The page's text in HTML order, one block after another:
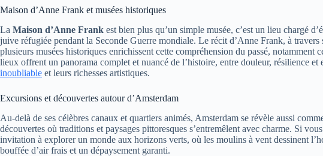
Maison d’Anne Frank et musées historiques
La Maison d’Anne Frank est bien plus qu’un simple musée, c’est un lieu chargé
juive réfugiée pendant la Seconde Guerre mondiale. Le récit d’Anne Frank, à
plusieurs musées historiques enrichissent cette compréhension du passé,
lieux offrent un panorama complet et nuancé de l’histoire, entre douleur, résilience
inoubliable et leurs richesses artistiques.
Excursions et découvertes autour d’Amsterdam
Au-delà de ses célèbres canaux et quartiers animés, Amsterdam se révèle aussi
découvertes où traditions et paysages pittoresques s’entremêlent avec charme. Si
invitation à explorer un monde aux horizons verts, où les moulins à vent dessinent
bouffée d’air frais et un dépaysement garanti.